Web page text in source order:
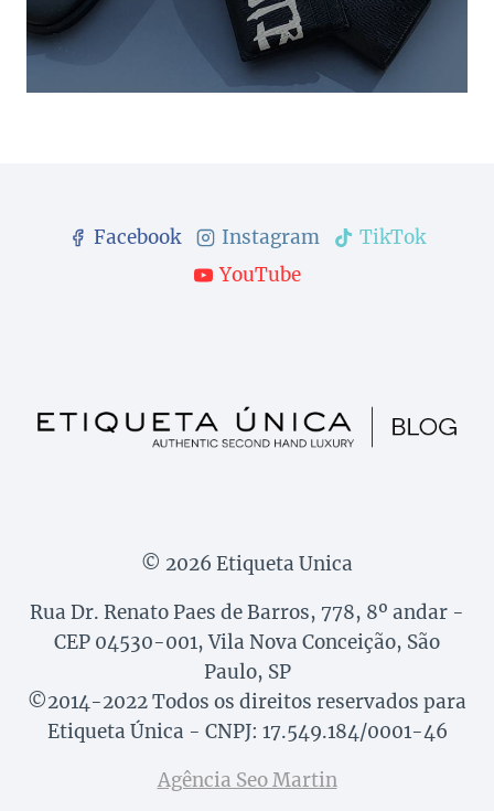
Facebook Instagram
TikTok
YouTube
© 2026 Etiqueta Unica
Rua Dr. Renato Paes de Barros, 778, 8º andar -
CEP 04530-001, Vila Nova Conceição, São
Paulo, SP
©2014-2022 Todos os direitos reservados para
Etiqueta Única - CNPJ: 17.549.184/0001-46
Agência Seo Martin